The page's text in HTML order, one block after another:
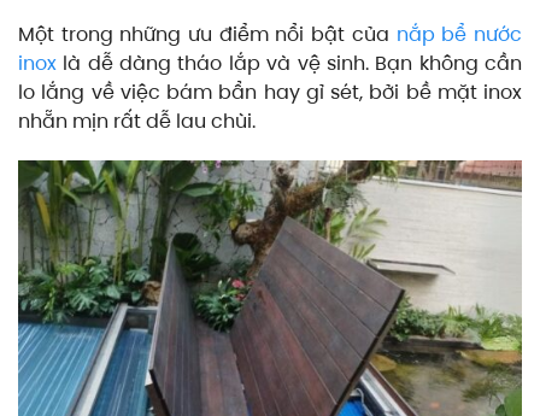
Một trong những ưu điểm nổi bật của nắp bể nước
inox là dễ dàng tháo lắp và vệ sinh. Bạn không cần
lo lắng về việc bám bẩn hay gỉ sét, bởi bề mặt inox
nhẵn mịn rất dễ lau chùi.